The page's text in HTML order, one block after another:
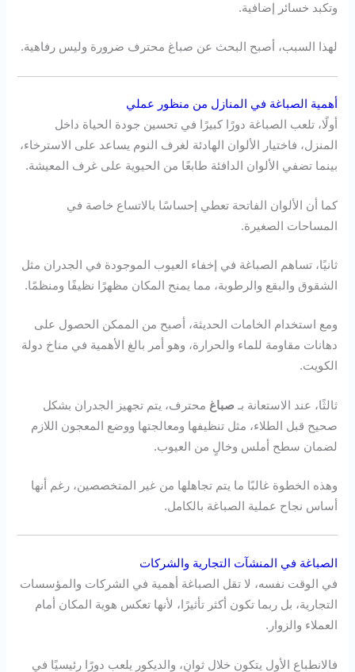
وتكبد خسائر إضافية.
لهذا السبب، أصبح البحث عن صباغ محترف ضرورة وليس رفاهية.
أهمية الصباغة في المنازل من منظور عملي
أولًا، تلعب الصباغة دورًا كبيرًا في تحسين جودة الحياة داخل
المنزل، فاختيار الألوان الهادئة لغرف النوم يساعد على الاسترخاء،
بينما تضفي الألوان الدافئة طابعًا من الحيوية على غرف المعيشة.
كما أن الألوان الفاتحة تعطي إحساسًا بالاتساع خاصة في
المساحات الصغيرة.
ثانيًا، تساهم الصباغة في إخفاء العيوب الموجودة في الجدران مثل
الشقوق والبقع والرطوبة، مما يمنح المكان مظهرًا نظيفًا ومنظمًا.
ومع استخدام الخامات الحديثة، أصبح من الممكن الحصول على
دهانات مقاومة للماء والحرارة، وهو أمر بالغ الأهمية في مناخ دولة
الكويت.
ثالثًا، عند الاستعانة بـ صباغ محترف، يتم تجهيز الجدران بشكل
صحيح قبل الطلاء، مثل تنظيفها ومعالجتها ووضع المعجون اللازم
لضمان سطح أملس وخالٍ من العيوب.
وهذه الخطوة غالبًا ما يتم تجاهلها من غير المتخصصين، رغم أنها
أساس نجاح عملية الصباغة بالكامل.
الصباغة في المنشآت التجارية والشركات
في الوقت نفسه، لا تقل الصباغة أهمية في الشركات والمؤسسات
التجارية، بل ربما تكون أكثر تأثيرًا، لأنها تعكس هوية المكان أمام
العملاء والزوار.
فالانطباع الأول يتكون خلال ثوانٍ، والديكور يلعب دورًا رئيسيًا في